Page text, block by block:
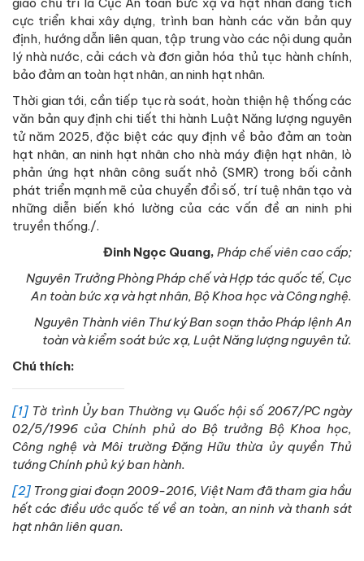
cực triển khai xây dựng, trình ban hành các văn bản quy
định, hướng dẫn liên quan, tập trung vào các nội dung quản
lý nhà nước, cải cách và đơn giản hóa thủ tục hành chính,
bảo đảm an toàn hạt nhân, an ninh hạt nhân.
Thời gian tới, cần tiếp tục rà soát, hoàn thiện hệ thống các
văn bản quy định chi tiết thi hành Luật Năng lượng nguyên
tử năm 2025, đặc biệt các quy định về bảo đảm an toàn
hạt nhân, an ninh hạt nhân cho nhà máy điện hạt nhân, lò
phản ứng hạt nhân công suất nhỏ (SMR) trong bối cảnh
phát triển mạnh mẽ của chuyển đổi số, trí tuệ nhân tạo và
những diễn biến khó lường của các vấn đề an ninh phi
truyền thống./.
Đinh Ngọc Quang, Pháp chế viên cao cấp;
Nguyên Trưởng Phòng Pháp chế và Hợp tác quốc tế, Cục
An toàn bức xạ và hạt nhân, Bộ Khoa học và Công nghệ.
Nguyên Thành viên Thư ký Ban soạn thảoPháp lệnh An
toàn và kiểm soát bức xạ, Luật Năng lượng nguyên tử.
Chú thích:
[1] Tờ trình Ủy ban Thường vụ Quốc hội số 2067/PC ngày
02/5/1996 của Chính phủ do Bộ trưởng Bộ Khoa học,
Công nghệ và Môi trường Đặng Hữu thừa ủy quyền Thủ
tướng Chính phủ ký ban hành.
[2] Trong giai đoạn 2009-2016, Việt Nam đã tham gia hầu
hết các điều ước quốc tế về an toàn, an ninh và thanh sát
hạt nhân liên quan.